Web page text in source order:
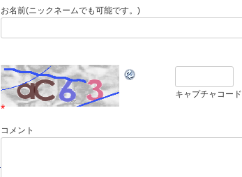
お名前(ニックネームでも可能です。)
キャプチャコード
*
コメント